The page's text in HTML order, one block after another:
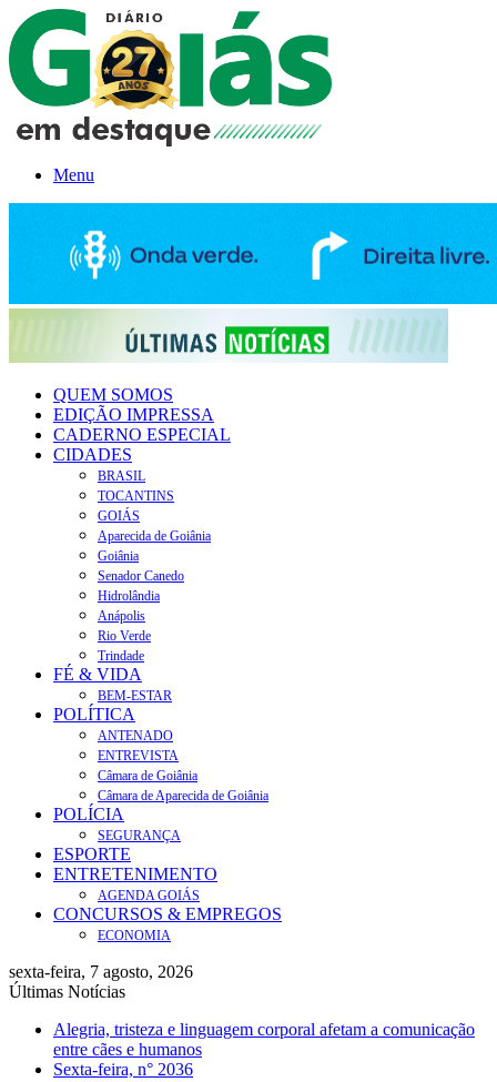
Menu
QUEM SOMOS
EDIÇÃO IMPRESSA
CADERNO ESPECIAL
CIDADES
BRASIL
TOCANTINS
GOIÁS
Aparecida de Goiânia
Goiânia
Senador Canedo
Hidrolândia
Anápolis
Rio Verde
Trindade
FÉ & VIDA
BEM-ESTAR
POLÍTICA
ANTENADO
ENTREVISTA
Câmara de Goiânia
Câmara de Aparecida de Goiânia
POLÍCIA
SEGURANÇA
ESPORTE
ENTRETENIMENTO
AGENDA GOIÁS
CONCURSOS & EMPREGOS
ECONOMIA
sexta-feira, 7 agosto, 2026
Últimas Notícias
Alegria, tristeza e linguagem corporal afetam a comunicação
entre cães e humanos
Sexta-feira, n° 2036